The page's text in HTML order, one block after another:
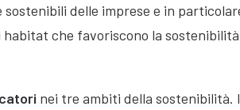
delle imprese e in
che favoriscono la sostenibilità
nei tre ambiti della sostenibilità.